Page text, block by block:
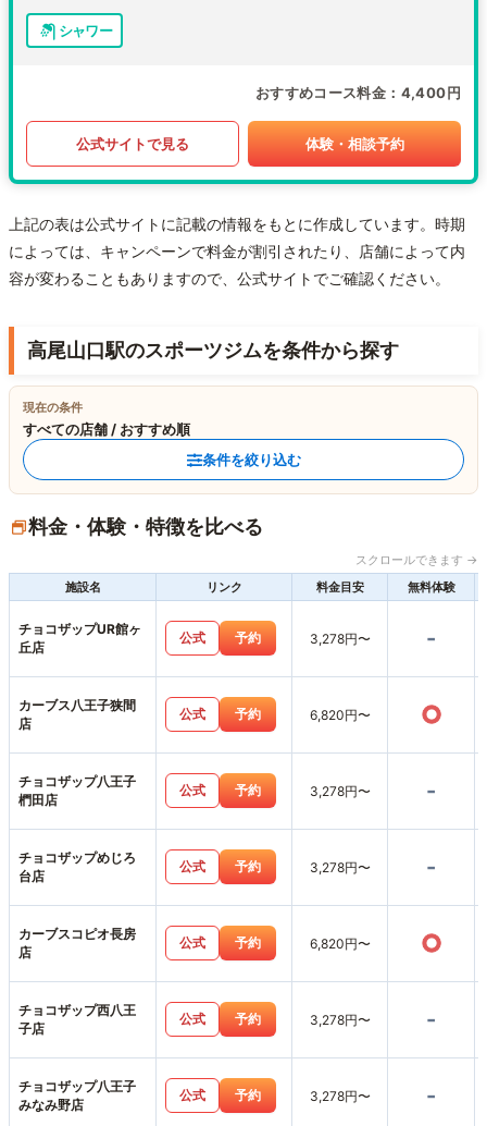
シャワー
おすすめコース料金 4,400円
公式サイトで見る 体験・相談予約
上記の表は公式サイトに記載の情報をもとに作成しています。時期
によっては、キャンペーンで料金が割引されたり、店舗によって内
容が変わることもありますので、公式サイトでご確認ください。
高尾山口駅のスポーツジムを条件から探す
現在の条件
すべての店舗 / おすすめ順
条件を絞り込む
料金・体験・特徴を比べる
スクロールできます →
施設名
リンク 料金目安 無料体験
チョコザップUR館ヶ
丘店
公式 予約 3,278円〜 -
カーブス八王子狭間
店
公式 予約 6,820円〜 ○
チョコザップ八王子
椚田店
公式 予約 3,278円〜 -
チョコザップめじろ
台店
公式 予約 3,278円〜 -
カーブスコピオ長房
店
公式 予約 6,820円〜 ○
チョコザップ西八王
子店
公式 予約 3,278円〜 -
チョコザップ八王子
みなみ野店
公式 予約 3,278円〜 -